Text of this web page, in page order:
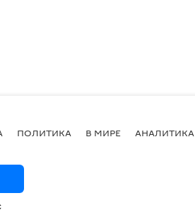
ПОЛИТИКА В МИРЕ АНАЛИТИКА